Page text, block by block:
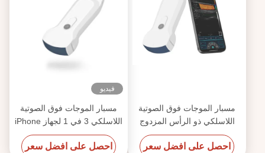
مسبار الموجات فوق الصوتية
اللاسلكي ذو الرأس المزدوج
IOS 128 وضع عرض PW
احصل على افضل سعر
فيديو
مسبار الموجات فوق الصوتية
اللاسلكي 3 في 1 لجهاز iPhone
مع تصوير محدب وخطي وقلب
احصل على افضل سعر